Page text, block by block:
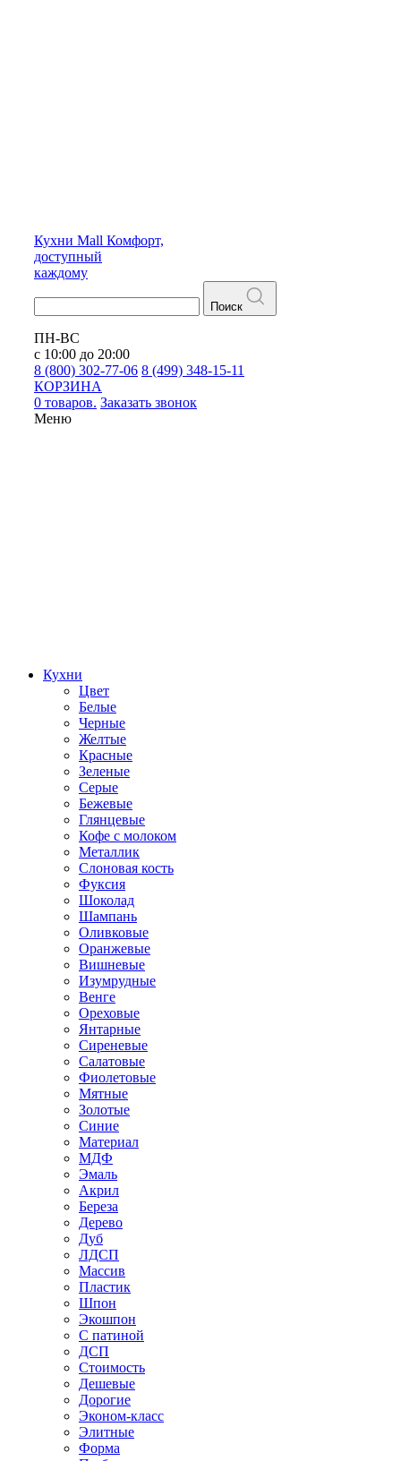
Кухни Mall Комфорт,
доступный
каждому
Поиск
ПН-ВС
с 10:00 до 20:00
8 (800) 302-77-06 8 (499) 348-15-11
КОРЗИНА
0 товаров. Заказать звонок
Меню
Кухни
Цвет
Белые
Черные
Желтые
Красные
Зеленые
Серые
Бежевые
Глянцевые
Кофе с молоком
Металлик
Слоновая кость
Фуксия
Шоколад
Шампань
Оливковые
Оранжевые
Вишневые
Изумрудные
Венге
Ореховые
Янтарные
Сиреневые
Салатовые
Фиолетовые
Мятные
Золотые
Синие
Материал
МДФ
Эмаль
Акрил
Береза
Дерево
Дуб
ЛДСП
Массив
Пластик
Шпон
Экошпон
С патиной
ДСП
Стоимость
Дешевые
Дорогие
Эконом-класс
Элитные
Форма